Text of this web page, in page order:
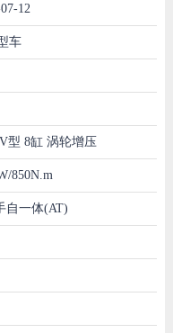
12
车
型 8缸 涡轮增压
850N.m
自一体(AT)